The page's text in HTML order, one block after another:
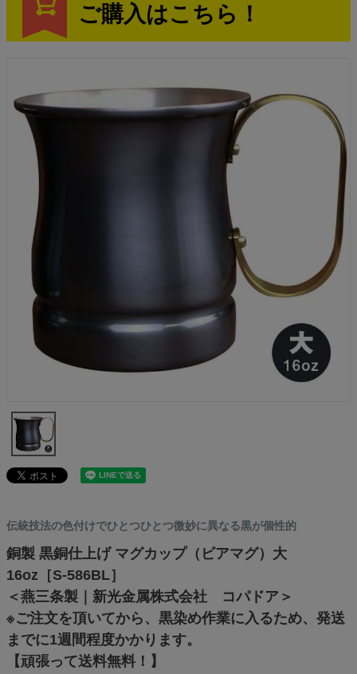
ご購入はこちら！
伝統技法の色付けでひとつひとつ微妙に異なる黒が個性的
銅製 黒銅仕上げ マグカップ（ビアマグ）大
16oz［S-586BL］
＜燕三条製｜新光金属株式会社 コパドア＞
※ご注文を頂いてから、黒染め作業に入るため、発送
までに1週間程度かかります。
【頑張って送料無料！】